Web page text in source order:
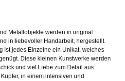
Metallobjekte werden in original
in liebevoller Handarbeit, hergestellt.
ist jedes Einzelne ein Unikat, welches
Diese kleinen Kunstwerke werden
und viel Liebe zum Detail aus
in einem intensiven und